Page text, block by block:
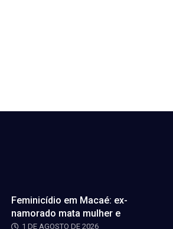
Feminicídio em Macaé: ex-
namorado mata mulher e
1 DE AGOSTO DE 2026